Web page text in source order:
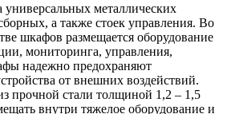
металлических
а также стоек управления. Во
шкафов размещается оборудование
мониторинга, управления,
надежно предохраняют
от внешних воздействий.
прочной стали толщиной 1,2 – 1,5
внутри тяжелое оборудование и